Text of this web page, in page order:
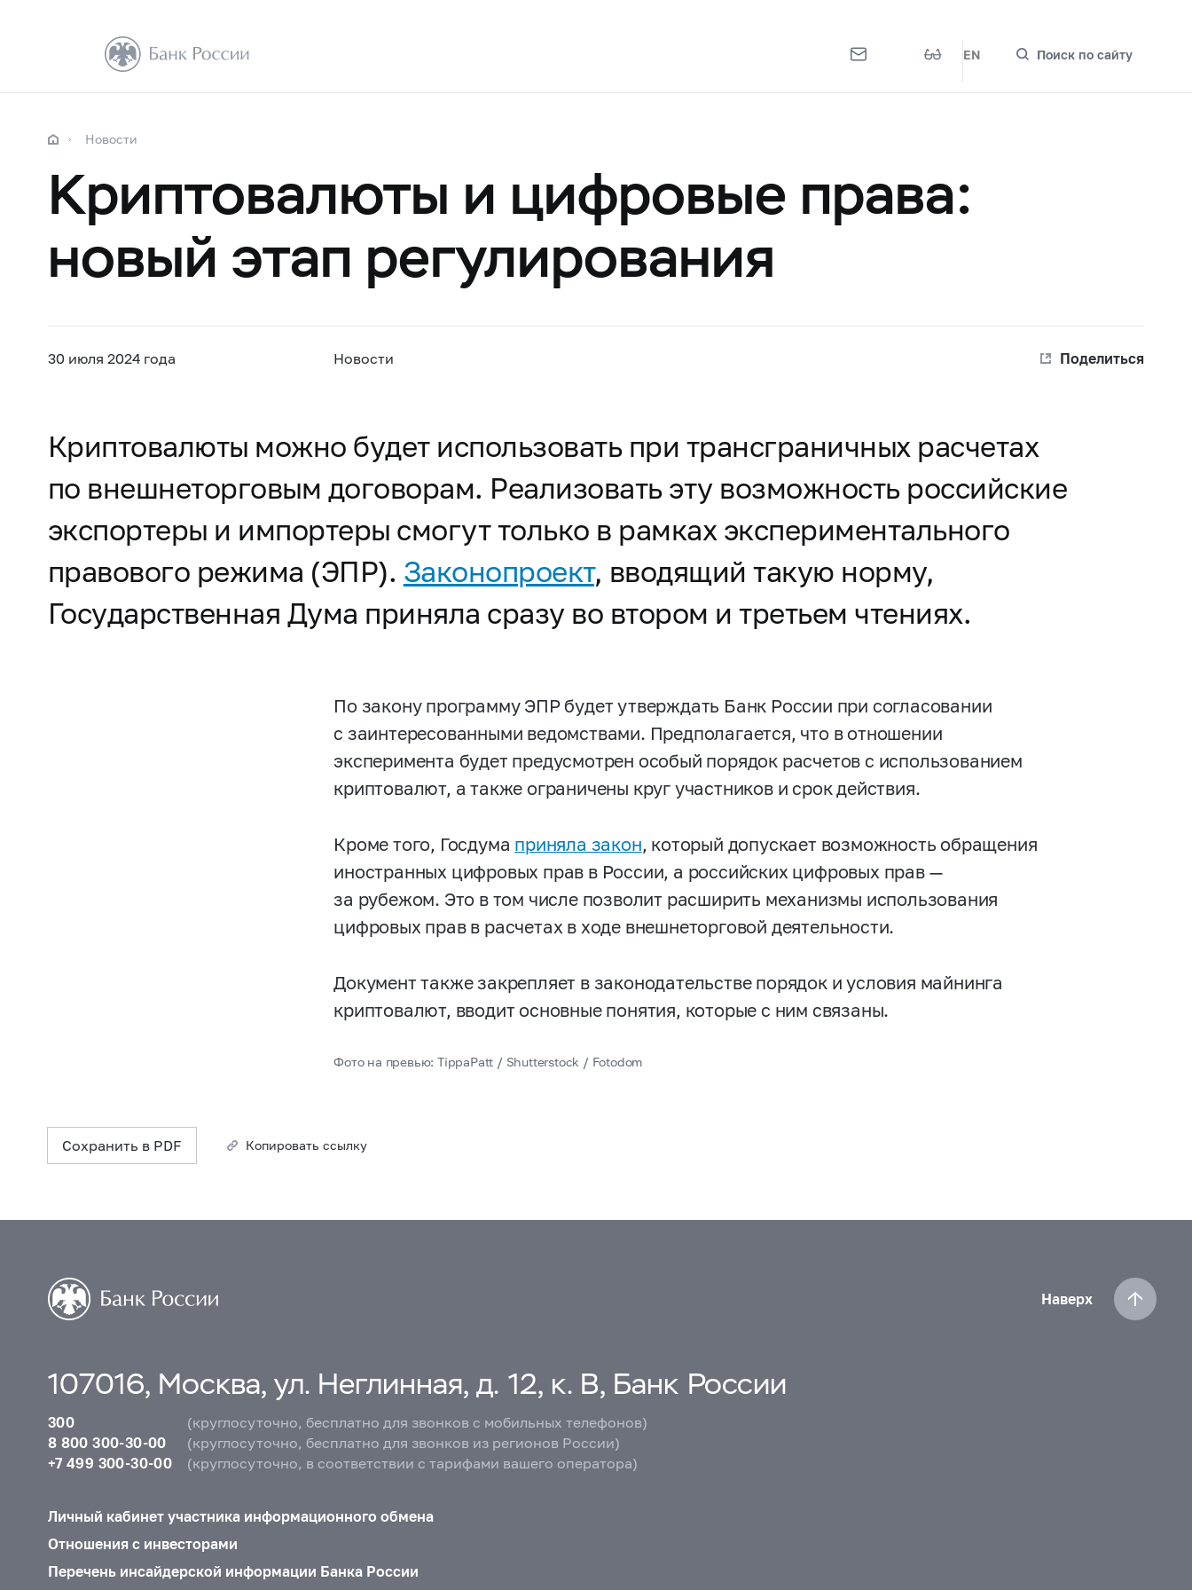
EN Поиск по сайту
Новости
Криптовалюты и цифровые права:
новый этап регулирования
30 июля 2024 года Новости Поделиться
Криптовалюты можно будет использовать при трансграничных расчетах
по внешнеторговым договорам. Реализовать эту возможность российские
экспортеры и импортеры смогут только в рамках экспериментального
правового режима (ЭПР). Законопроект, вводящий такую норму,
Государственная Дума приняла сразу во втором и третьем чтениях.
По закону программу ЭПР будет утверждать Банк России при согласовании
с заинтересованными ведомствами. Предполагается, что в отношении
эксперимента будет предусмотрен особый порядок расчетов с использованием
криптовалют, а также ограничены круг участников и срок действия.
Кроме того, Госдума приняла закон, который допускает возможность обращения
иностранных цифровых прав в России, а российских цифровых прав —
за рубежом. Это в том числе позволит расширить механизмы использования
цифровых прав в расчетах в ходе внешнеторговой деятельности.
Документ также закрепляет в законодательстве порядок и условия майнинга
криптовалют, вводит основные понятия, которые с ним связаны.
Фото на превью: TippaPatt / Shutterstock / Fotodom
Сохранить в PDF Копировать ссылку
Наверх
107016, Москва, ул. Неглинная, д. 12, к. В, Банк России
300
(круглосуточно, бесплатно для звонков с мобильных телефонов)
8 800 300-30-00
(круглосуточно, бесплатно для звонков из регионов России)
+7 499 300-30-00
(круглосуточно, в соответствии с тарифами вашего оператора)
Личный кабинет участника информационного обмена
Отношения с инвесторами
Перечень инсайдерской информации Банка России